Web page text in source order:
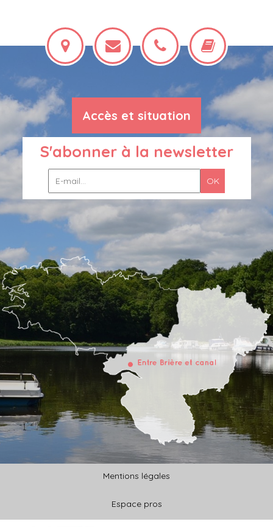
Accès et situation
S'abonner à la newsletter
Mentions légales
Espace pros